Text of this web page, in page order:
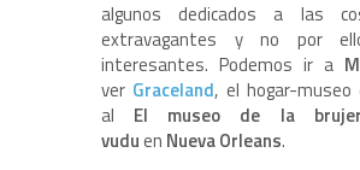
algunos dedicados a las
extravagantes y no por
interesantes. Podemos ir a
ver Graceland, el hogar-museo
al El museo de la
vuduen Nueva Orleans.